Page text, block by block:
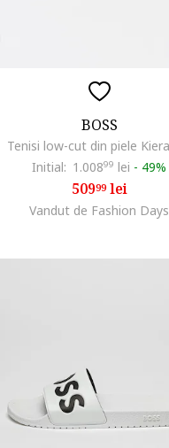
BOSS
Initial: 1.00899 lei - 49%
50999lei
Vandut de Fashion Days